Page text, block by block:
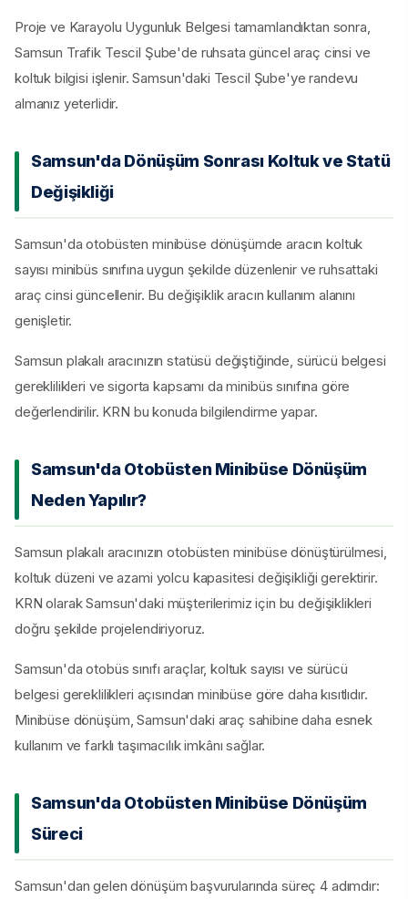
Proje ve Karayolu Uygunluk Belgesi tamamlandıktan sonra,
Samsun Trafik Tescil Şube'de ruhsata güncel araç cinsi ve
koltuk bilgisi işlenir. Samsun'daki Tescil Şube'ye randevu
almanız yeterlidir.
Samsun'da Dönüşüm Sonrası Koltuk ve Statü
Değişikliği
Samsun'da otobüsten minibüse dönüşümde aracın koltuk
sayısı minibüs sınıfına uygun şekilde düzenlenir ve ruhsattaki
araç cinsi güncellenir. Bu değişiklik aracın kullanım alanını
genişletir.
Samsun plakalı aracınızın statüsü değiştiğinde, sürücü belgesi
gereklilikleri ve sigorta kapsamı da minibüs sınıfına göre
değerlendirilir. KRN bu konuda bilgilendirme yapar.
Samsun'da Otobüsten Minibüse Dönüşüm
Neden Yapılır?
Samsun plakalı aracınızın otobüsten minibüse dönüştürülmesi,
koltuk düzeni ve azami yolcu kapasitesi değişikliği gerektirir.
KRN olarak Samsun'daki müşterilerimiz için bu değişiklikleri
doğru şekilde projelendiriyoruz.
Samsun'da otobüs sınıfı araçlar, koltuk sayısı ve sürücü
belgesi gereklilikleri açısından minibüse göre daha kısıtlıdır.
Minibüse dönüşüm, Samsun'daki araç sahibine daha esnek
kullanım ve farklı taşımacılık imkânı sağlar.
Samsun'da Otobüsten Minibüse Dönüşüm
Süreci
Samsun'dan gelen dönüşüm başvurularında süreç 4 adımdır: